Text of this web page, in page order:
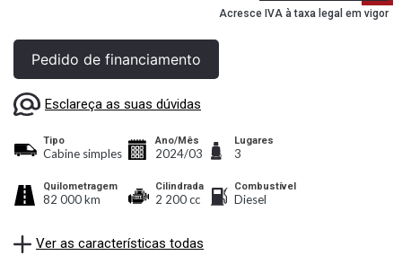
Acresce IVA à taxa legal em vigor
Pedido de financiamento
Esclareça as suas dúvidas
Tipo
Cabine simples
Quilometragem
82 000 km
Ano/Mês
2024/03
Cilindrada
2 200 cc
Lugares
3
Combustível
Diesel
Ver as características todas